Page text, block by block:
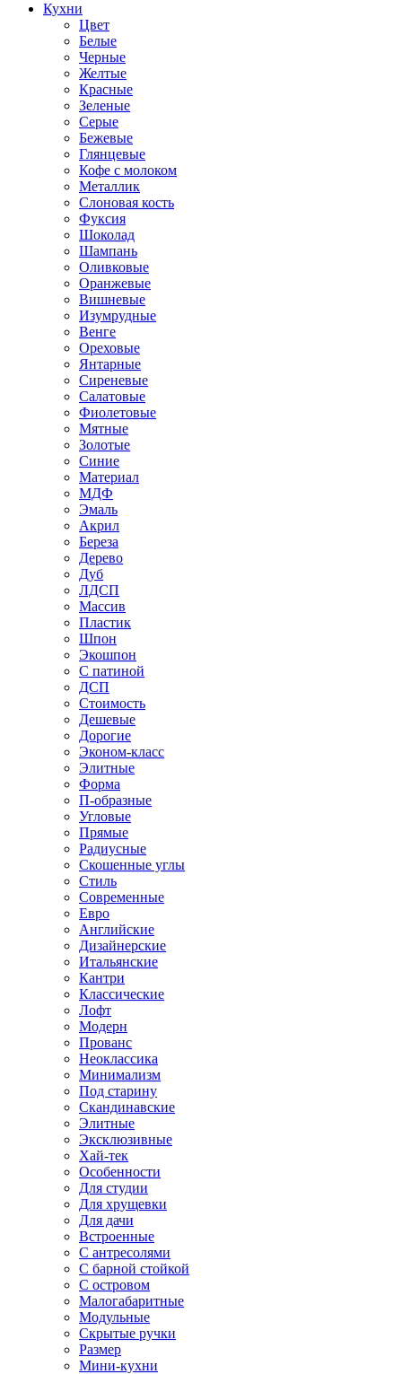
Кухни
Цвет
Белые
Черные
Желтые
Красные
Зеленые
Серые
Бежевые
Глянцевые
Кофе с молоком
Металлик
Слоновая кость
Фуксия
Шоколад
Шампань
Оливковые
Оранжевые
Вишневые
Изумрудные
Венге
Ореховые
Янтарные
Сиреневые
Салатовые
Фиолетовые
Мятные
Золотые
Синие
Материал
МДФ
Эмаль
Акрил
Береза
Дерево
Дуб
ЛДСП
Массив
Пластик
Шпон
Экошпон
С патиной
ДСП
Стоимость
Дешевые
Дорогие
Эконом-класс
Элитные
Форма
П-образные
Угловые
Прямые
Радиусные
Скошенные углы
Стиль
Современные
Евро
Английские
Дизайнерские
Итальянские
Кантри
Классические
Лофт
Модерн
Прованс
Неоклассика
Минимализм
Под старину
Скандинавские
Элитные
Эксклюзивные
Хай-тек
Особенности
Для студии
Для хрущевки
Для дачи
Встроенные
С антресолями
С барной стойкой
С островом
Малогабаритные
Модульные
Скрытые ручки
Размер
Мини-кухни